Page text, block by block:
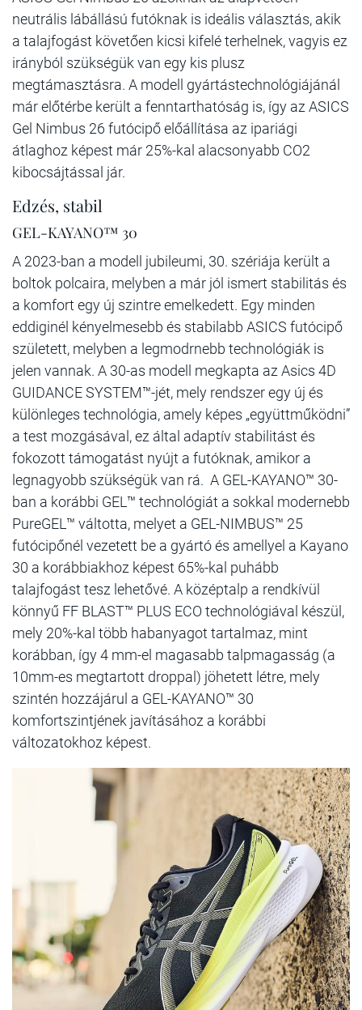
neutrális lábállású futóknak is ideális választás, akik
a talajfogást követően kicsi kifelé terhelnek, vagyis ez
irányból szükségük van egy kis plusz
megtámasztásra. A modell gyártástechnológiájánál
már előtérbe került a fenntarthatóság is, így az ASICS
Gel Nimbus 26 futócipő előállítása az ipariági
átlaghoz képest már 25%-kal alacsonyabb CO2
kibocsájtással jár.
Edzés, stabil
GEL-KAYANO™ 30
A 2023-ban a modell jubileumi, 30. szériája került a
boltok polcaira, melyben a már jól ismert stabilitás és
a komfort egy új szintre emelkedett. Egy minden
eddiginél kényelmesebb és stabilabb ASICS futócipő
született, melyben a legmodrnebb technológiák is
jelen vannak. A 30-as modell megkapta az Asics 4D
GUIDANCE SYSTEM™-jét, mely rendszer egy új és
különleges technológia, amely képes „együttműködni”
a test mozgásával, ez által adaptív stabilitást és
fokozott támogatást nyújt a futóknak, amikor a
legnagyobb szükségük van rá. A GEL-KAYANO™ 30-
ban a korábbi GEL™ technológiát a sokkal modernebb
PureGEL™ váltotta, melyet a GEL-NIMBUS™ 25
futócipőnél vezetett be a gyártó és amellyel a Kayano
30 a korábbiakhoz képest 65%-kal puhább
talajfogást tesz lehetővé. A középtalp a rendkívül
könnyű FF BLAST™ PLUS ECO technológiával készül,
mely 20%-kal több habanyagot tartalmaz, mint
korábban, így 4 mm-el magasabb talpmagasság (a
10mm-es megtartott droppal) jöhetett létre, mely
szintén hozzájárul a GEL-KAYANO™ 30
komfortszintjének javításához a korábbi
változatokhoz képest.